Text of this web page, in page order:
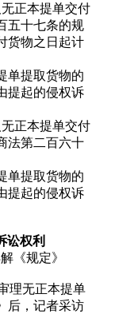
正本提单交付
五十七条的规
货物之日起计
提取货物的
提起的侵权诉
正本提单交付
法第二百六十
提取货物的
提起的侵权诉
讼权利
《规定》
理无正本提单
后，记者采访